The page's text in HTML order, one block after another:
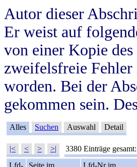
Autor dieser
Er weist auf
von einer Kopie
zweifelsfreie
worden. Bei der
gekommen sein.
Alles Suchen Auswahl Detail
|< < > >| 3380 Einträge gesamt:
Lfd-
Seite im
Lfd-Nr im